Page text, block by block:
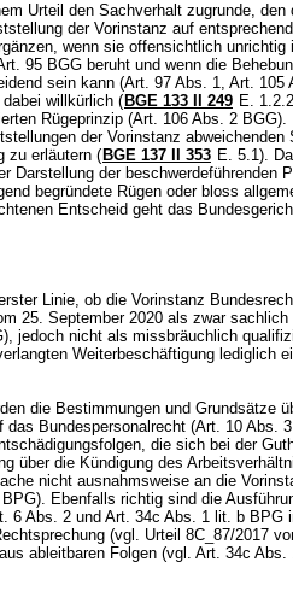
Urteil den Sachverhalt zugrunde,
der Vorinstanz auf
wenn sie offensichtlich unrichtig
95 BGG beruht und wenn die
sein kann (Art. 97 Abs. 1, Art. 105
willkürlich (BGE 133 II 249 E.
Rügeprinzip (Art. 106 Abs. 2 BGG).
der Vorinstanz abweichenden
zu erläutern ( BGE 137 II 353 E. 5.1).
Darstellung der beschwerdeführenden
begründete Rügen oder bloss
Entscheid geht das
Linie, ob die Vorinstanz
25. September 2020 als zwar
), jedoch nicht als missbräuchlich
Weiterbeschäftigung lediglich
die Bestimmungen und Grundsätze
Bundespersonalrecht (Art. 10 Abs.
die sich bei der
über die Kündigung des
nicht ausnahmsweise an die
). Ebenfalls richtig sind die
6 Abs. 2 und Art. 34c Abs. 1 lit. b BPG
(vgl. Urteil 8C_87/2017
ableitbaren Folgen (vgl. Art. 34c Abs.